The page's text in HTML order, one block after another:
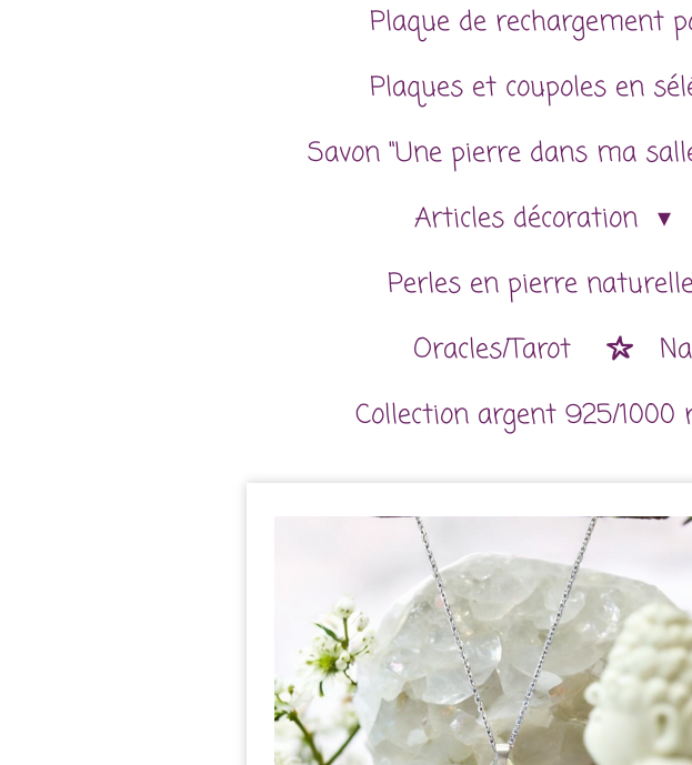
Plaque de rechargement
Plaques et coupoles en
Savon "Une pierre dans ma
Articles décoration
Perles en pierre
Oracles/Tarot
Collection argent 925/1000